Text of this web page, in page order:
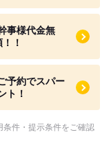
事様代金無
！
予約でスパー
ト！
件・提示条件をご確認